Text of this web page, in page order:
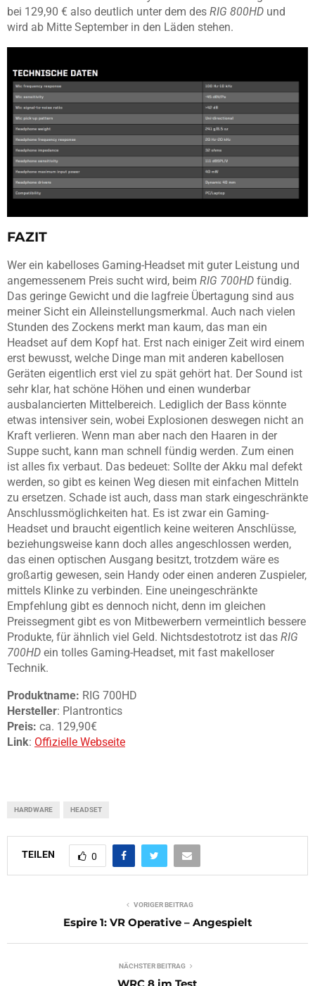
bei 129,90 € also deutlich unter dem des RIG 800HD und
wird ab Mitte September in den Läden stehen.
FAZIT
Wer ein kabelloses Gaming-Headset mit guter Leistung und
angemessenem Preis sucht wird, beim RIG 700HD fündig.
Das geringe Gewicht und die lagfreie Übertagung sind aus
meiner Sicht ein Alleinstellungsmerkmal. Auch nach vielen
Stunden des Zockens merkt man kaum, das man ein
Headset auf dem Kopf hat. Erst nach einiger Zeit wird einem
erst bewusst, welche Dinge man mit anderen kabellosen
Geräten eigentlich erst viel zu spät gehört hat. Der Sound ist
sehr klar, hat schöne Höhen und einen wunderbar
ausbalancierten Mittelbereich. Lediglich der Bass könnte
etwas intensiver sein, wobei Explosionen deswegen nicht an
Kraft verlieren. Wenn man aber nach den Haaren in der
Suppe sucht, kann man schnell fündig werden. Zum einen
ist alles fix verbaut. Das bedeuet: Sollte der Akku mal defekt
werden, so gibt es keinen Weg diesen mit einfachen Mitteln
zu ersetzen. Schade ist auch, dass man stark eingeschränkte
Anschlussmöglichkeiten hat. Es ist zwar ein Gaming-
Headset und braucht eigentlich keine weiteren Anschlüsse,
beziehungsweise kann doch alles angeschlossen werden,
das einen optischen Ausgang besitzt, trotzdem wäre es
großartig gewesen, sein Handy oder einen anderen Zuspieler,
mittels Klinke zu verbinden. Eine uneingeschränkte
Empfehlung gibt es dennoch nicht, denn im gleichen
Preissegment gibt es von Mitbewerbern vermeintlich bessere
Produkte, für ähnlich viel Geld. Nichtsdestotrotz ist das RIG
700HD ein tolles Gaming-Headset, mit fast makelloser
Technik.
Produktname: RIG 700HD
Hersteller: Plantrontics
Preis: ca. 129,90€
Link: Offizielle Webseite
HARDWARE HEADSET
TEILEN 0
VORIGER BEITRAG
Espire 1: VR Operative – Angespielt
NÄCHSTER BEITRAG